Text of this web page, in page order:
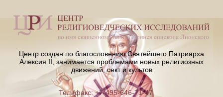
Центр создан по благословению Святейшего Патриарха
Алексия II, занимается проблемами новых религиозных
движений, сект и культов
Тел./факс: +7-495-646-71-47